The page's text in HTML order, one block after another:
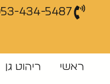
434-5487
ראשי ריהוט גן